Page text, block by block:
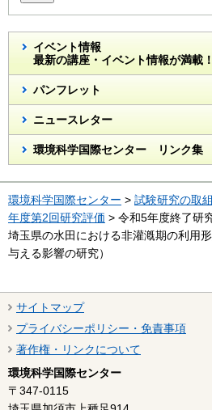
イベント情報
最新の講座・イベント情報が満載！
パンフレット
ニュースレター
環境科学国際センター リンク集
環境科学国際センター > 試験研究の取組
年度第2回研究評価 > 令和5年度終了研
埼玉県の水田における非灌漑期の利用
与える影響の研究）
サイトマップ
プライバシーポリシー・免責事項
著作権・リンクについて
環境科学国際センター
〒347-0115